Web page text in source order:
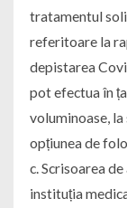
tratamentul
referitoare la
depistarea
pot efectua în
voluminoase, la
opțiunea de
c. Scrisoarea
instituția